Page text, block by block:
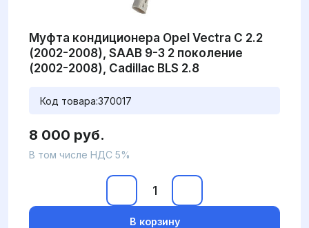
Муфта кондиционера Opel Vectra C 2.2
(2002-2008), SAAB 9-3 2 поколение
(2002-2008), Cadillac BLS 2.8
Код товара:370017
8 000 руб.
В том числе НДС 5%
В корзину